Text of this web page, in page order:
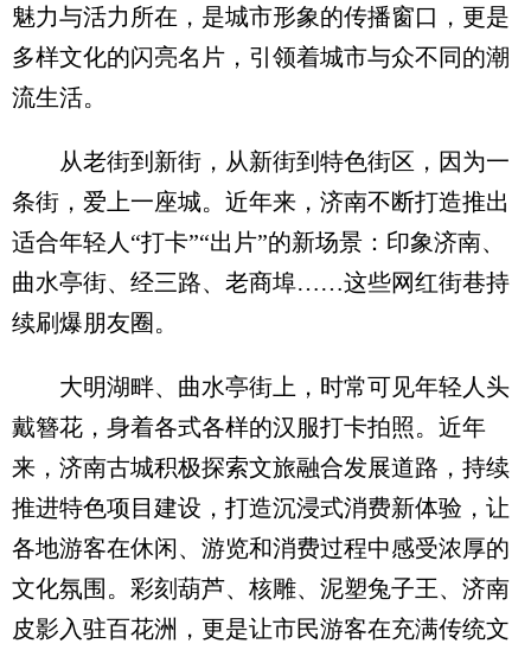
魅力与活力所在，是城市形象的传播窗口，更是
多样文化的闪亮名片，引领着城市与众不同的潮
流生活。
从老街到新街，从新街到特色街区，因为一
条街，爱上一座城。近年来，济南不断打造推出
适合年轻人“打卡”“出片”的新场景：印象济南、
曲水亭街、经三路、老商埠……这些网红街巷持
续刷爆朋友圈。
大明湖畔、曲水亭街上，时常可见年轻人头
戴簪花，身着各式各样的汉服打卡拍照。近年
来，济南古城积极探索文旅融合发展道路，持续
推进特色项目建设，打造沉浸式消费新体验，让
各地游客在休闲、游览和消费过程中感受浓厚的
文化氛围。彩刻葫芦、核雕、泥塑兔子王、济南
皮影入驻百花洲，更是让市民游客在充满传统文